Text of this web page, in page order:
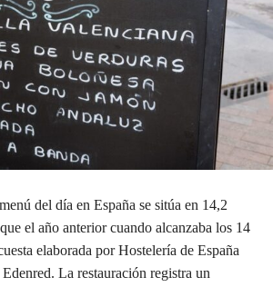
del día en España se sitúa en 14,2
el año anterior cuando alcanzaba los 14
elaborada por Hostelería de España
La restauración registra un